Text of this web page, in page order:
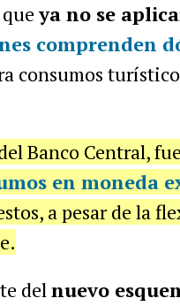
ya no se
comprenden
consumos
Banco Central,
en moneda
a pesar de la
delnuevo